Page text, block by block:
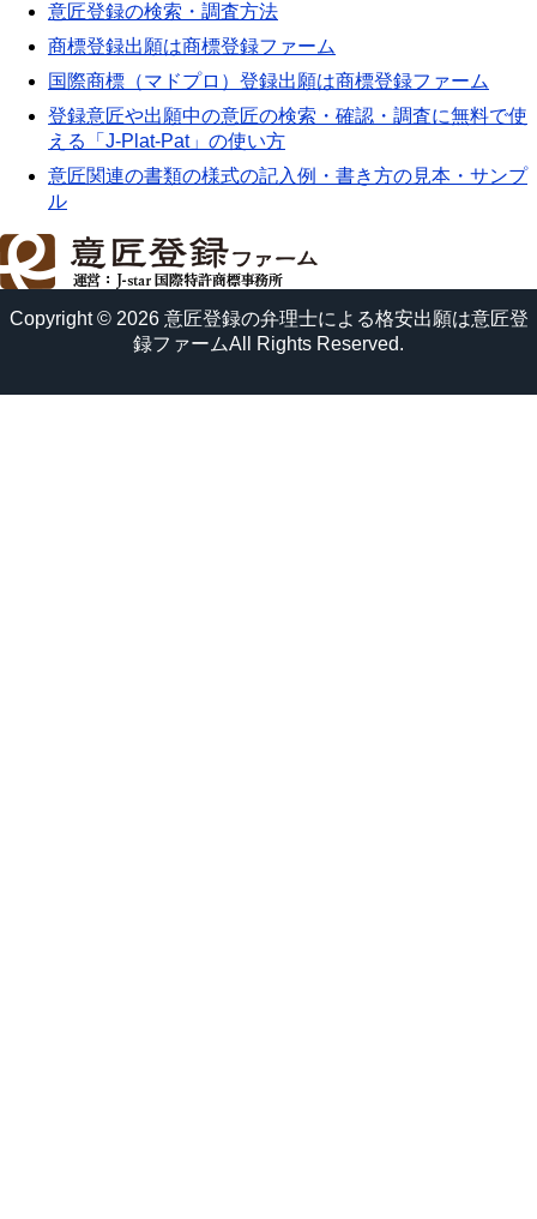
意匠登録の検索・調査方法
商標登録出願は商標登録ファーム
国際商標（マドプロ）登録出願は商標登録ファーム
登録意匠や出願中の意匠の検索・確認・調査に無料で使
える「J-Plat-Pat」の使い方
意匠関連の書類の様式の記入例・書き方の見本・サンプ
ル
Copyright © 2026 意匠登録の弁理士による格安出願は意匠登
録ファームAll Rights Reserved.